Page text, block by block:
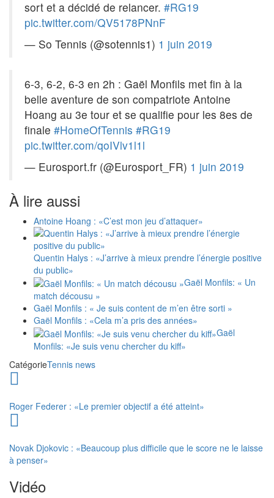
sort et a décidé de relancer. #RG19
pic.twitter.com/QV5178PNnF
— So Tennis (@sotennis1) 1 juin 2019
6-3, 6-2, 6-3 en 2h : Gaël Monfils met fin à la
belle aventure de son compatriote Antoine
Hoang au 3e tour et se qualifie pour les 8es de
finale #HomeOfTennis #RG19
pic.twitter.com/qoIVlv1l1l
— Eurosport.fr (@Eurosport_FR) 1 juin 2019
À lire aussi
Antoine Hoang : «C’est mon jeu d’attaquer»
Quentin Halys : «J’arrive à mieux prendre l’énergie positive
du public»
Gaël Monfils: « Un
match décousu »
Gaël Monfils : « Je suis content de m’en être sorti »
Gaël Monfils : «Cela m’a pris des années»
Gaël
Monfils: «Je suis venu chercher du kiff»
CatégorieTennis news
Roger Federer : «Le premier objectif a été atteint»
Novak Djokovic : «Beaucoup plus difficile que le score ne le laisse
à penser»
Vidéo